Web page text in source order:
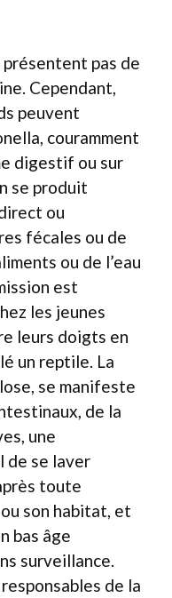
pas de
Cependant,
peuvent
couramment
digestif ou sur
se produit
ou
fécales ou de
ou de l’eau
est
les jeunes
leurs doigts en
un reptile. La
se manifeste
de la
une
de se laver
toute
son habitat, et
bas âge
surveillance.
de la